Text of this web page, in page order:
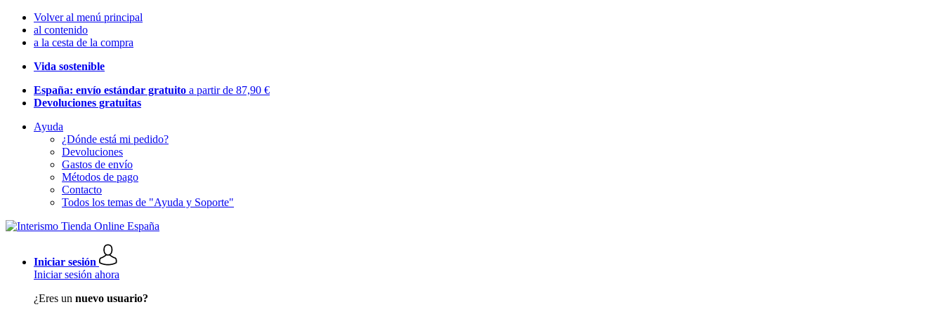
Volver al menú principal
al contenido
a la cesta de la compra
Vida sostenible
España: envío estándar gratuito a partir de 87,90 €
Devoluciones gratuitas
Ayuda
¿Dónde está mi pedido?
Devoluciones
Gastos de envío
Métodos de pago
Contacto
Todos los temas de "Ayuda y Soporte"
Iniciar sesión
Iniciar sesión ahora
¿Eres un nuevo usuario?